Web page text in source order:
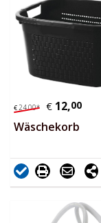
€24,00* € 12,00
Wäschekorb